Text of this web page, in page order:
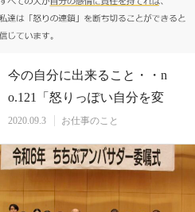
今の自分に出来ること・・n
o.121「怒りっぽい自分を変
えてみよう」…
2020.09.3 お仕事のこと